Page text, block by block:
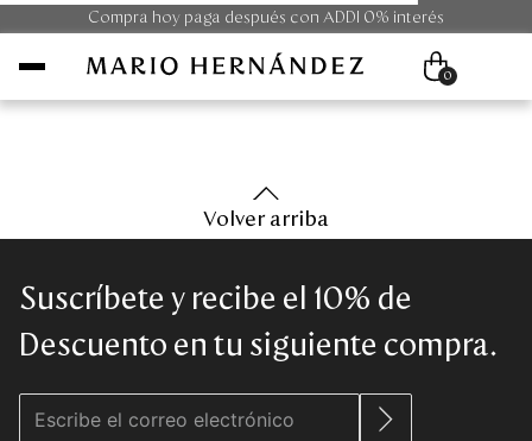
Compra hoy paga después con ADDI 0% interés
Hombre
Unisex
Colecciones
0
Volver arriba
Suscríbete y recibe el 10% de
Descuento en tu siguiente compra.